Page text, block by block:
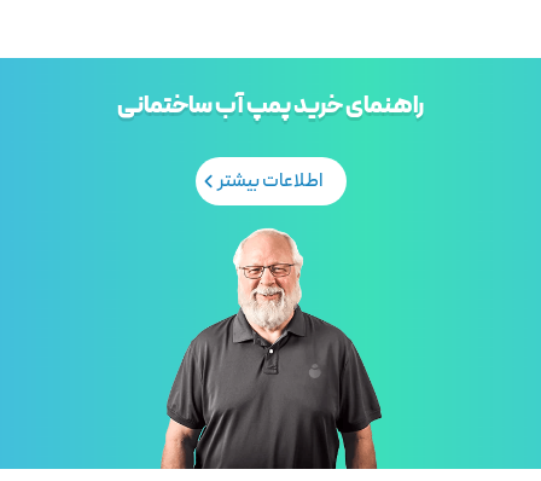
راهنمای خرید پمپ آب ساختمانی
اطلاعات بیشتر